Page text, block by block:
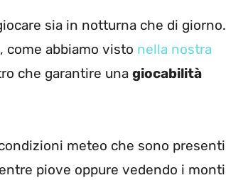
sia in notturna che di giorno.
come abbiamo visto nella nostra
che garantire una giocabilità
meteo che sono presenti
piove oppure vedendo i monti